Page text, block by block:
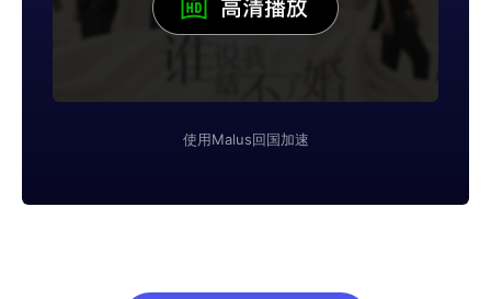
使用Malus回国加速